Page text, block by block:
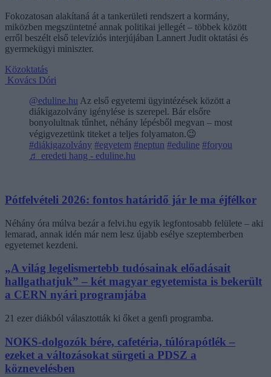
Fokozatosan alakítaná át a tankerületi rendszert a kormány,
miközben megszüntetné annak politikai jellegét – többek között
erről beszélt első televíziós interjújában Lannert Judit oktatási és
gyermekügyi miniszter.
Közoktatás
Kovács Dóri
@eduline.hu Az első egyetemi ügyintézések között a
diákigazolvány igénylése is szerepel. Bár elsőre
bonyolultnak tűnhet, néhány lépésből megvan – most
végigvezetünk titeket a teljes folyamaton.😉
#diákigazolvány #egyetem #neptun #eduline #foryou
♬ eredeti hang - eduline.hu
Pótfelvételi 2026: fontos határidő jár le ma éjfélkor
Néhány óra múlva bezár a felvi.hu egyik legfontosabb felülete – aki
lemarad, annak idén már nem lesz újabb esélye szeptemberben
egyetemet kezdeni.
„A világ legelismertebb tudósainak előadásait
hallgathatjuk” – két magyar egyetemista is bekerült
a CERN nyári programjába
21 ezer diákból választották ki őket a genfi programba.
NOKS-dolgozók bére, cafetéria, túlórapótlék –
ezeket a változásokat sürgeti a PDSZ a
köznevelésben